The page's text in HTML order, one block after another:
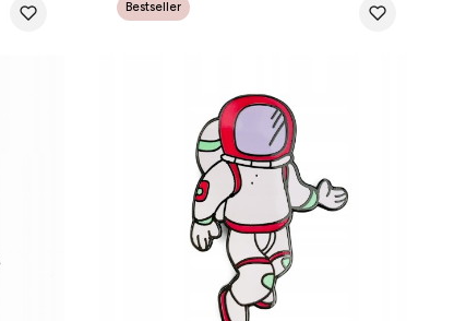
Bestseller